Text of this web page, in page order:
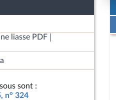
liasse PDF
sont :
n° 324